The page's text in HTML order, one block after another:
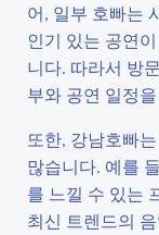
어, 일부 호빠는
인기 있는 공연
니다. 따라서 방
부와 공연 일정
또한, 강남호빠
많습니다. 예를
를 느낄 수 있는
최신 트렌드의